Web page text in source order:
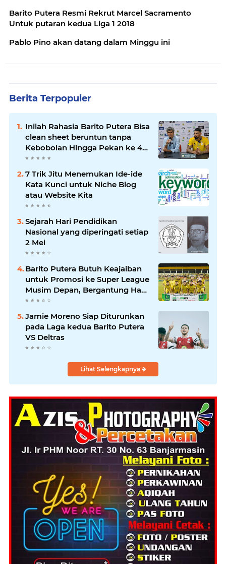
Barito Putera Resmi Rekrut Marcel Sacramento
Untuk putaran kedua Liga 1 2018
Pablo Pino akan datang dalam Minggu ini
Berita Terpopuler
Inilah Rahasia Barito Putera Bisa
clean sheet beruntun tanpa
Kebobolan Hingga Pekan ke 4
Liga 2
7 Trik Jitu Menemukan Ide-ide
Kata Kunci untuk Niche Blog
atau Website Kita
Sejarah Hari Pendidikan
Nasional yang diperingati setiap
2 Mei
Barito Putera Butuh Keajaiban
untuk Promosi ke Super League
Musim Depan, Bergantung Hasil
PSS Sleman
Jamie Moreno Siap Diturunkan
pada Laga kedua Barito Putera
VS Deltras
Lihat Selengkapnya